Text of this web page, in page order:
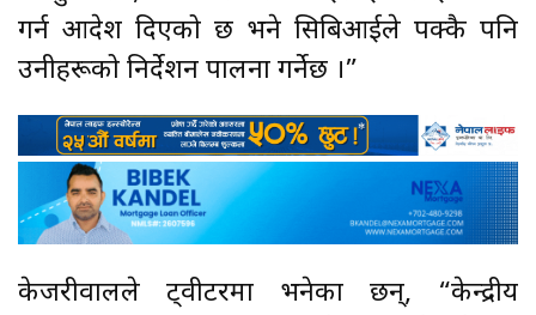
गर्न आदेश दिएको छ भने सिबिआईले पक्कै पनि
उनीहरूको निर्देशन पालना गर्नेछ ।”
केजरीवालले ट्वीटरमा भनेका छन्, “केन्द्रीय